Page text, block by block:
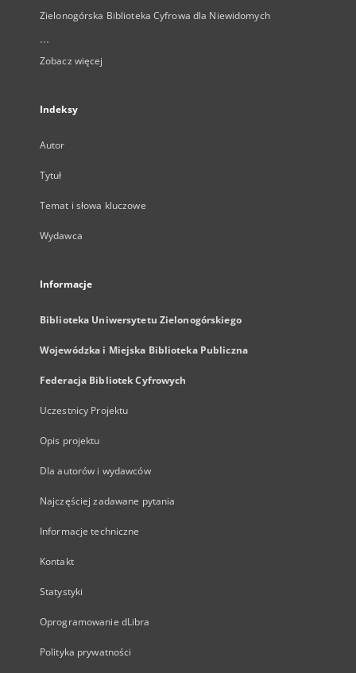
Zielonogórska Biblioteka Cyfrowa dla Niewidomych
...
Zobacz więcej
Indeksy
Autor
Tytuł
Temat i słowa kluczowe
Wydawca
Informacje
Biblioteka Uniwersytetu Zielonogórskiego
Wojewódzka i Miejska Biblioteka Publiczna
Federacja Bibliotek Cyfrowych
Uczestnicy Projektu
Opis projektu
Dla autorów i wydawców
Najczęściej zadawane pytania
Informacje techniczne
Kontakt
Statystyki
Oprogramowanie dLibra
Polityka prywatności